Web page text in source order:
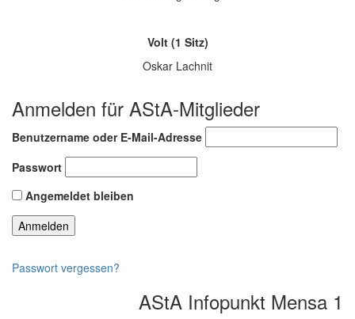
Volt (1 Sitz)
Oskar Lachnit
Anmelden für AStA-Mitglieder
Benutzername oder E-Mail-Adresse
Passwort
Angemeldet bleiben
Passwort vergessen?
AStA Infopunkt Mensa 1